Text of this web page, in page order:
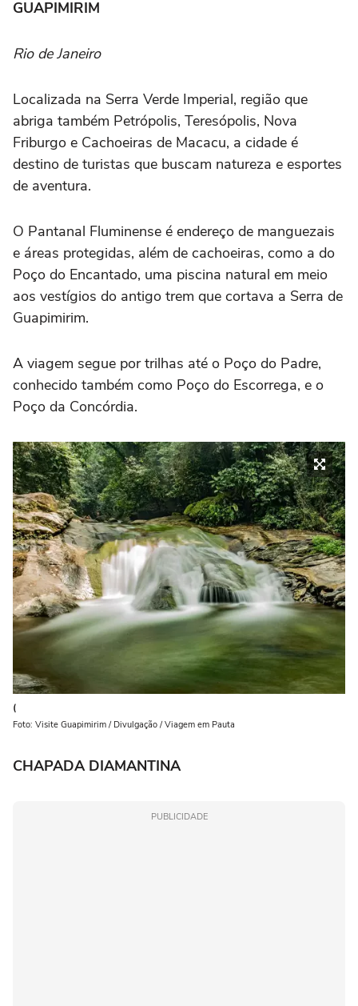
GUAPIMIRIM
Rio de Janeiro
Localizada na Serra Verde Imperial, região que
abriga também Petrópolis, Teresópolis, Nova
Friburgo e Cachoeiras de Macacu, a cidade é
destino de turistas que buscam natureza e esportes
de aventura.
O Pantanal Fluminense é endereço de manguezais
e áreas protegidas, além de cachoeiras, como a do
Poço do Encantado, uma piscina natural em meio
aos vestígios do antigo trem que cortava a Serra de
Guapimirim.
A viagem segue por trilhas até o Poço do Padre,
conhecido também como Poço do Escorrega, e o
Poço da Concórdia.
(
Foto: Visite Guapimirim / Divulgação / Viagem em Pauta
CHAPADA DIAMANTINA
PUBLICIDADE